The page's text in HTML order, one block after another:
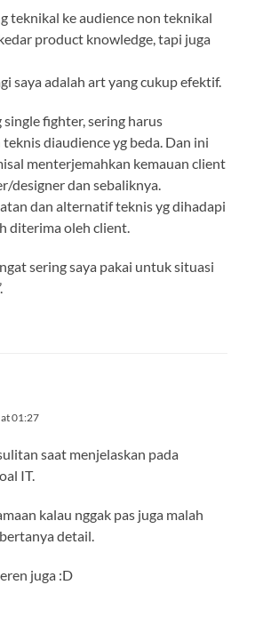
teknikal ke audience non teknikal
product knowledge, tapi juga
saya adalah art yang cukup efektif.
single fighter, sering harus
diaudience yg beda. Dan ini
menterjemahkan kemauan client
designer dan sebaliknya.
dan alternatif teknis yg dihadapi
diterima oleh client.
sering saya pakai untuk situasi
01:27
saat menjelaskan pada
IT.
kalau nggak pas juga malah
detail.
juga :D